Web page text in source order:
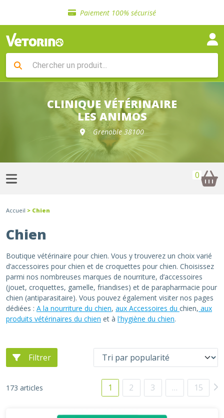
Paiement 100% sécurisé
Livraison gratuite en clinique vétérinaire
Sélection de croquettes vétérinaire
Livraison gratuite en clinique vétérinaire
Retour gratuit en clinique
Sélection de croquettes vétérinaire
CLINIQUE VÉTÉRINAIRE
LES ANIMOS
Grenoble 38100
0
Accueil > Chien
Chien
Boutique vétérinaire pour chien. Vous y trouverez un choix varié
d’accessoires pour chien et de croquettes pour chien. Choisissez
parmi nos nombreuses marques de nourriture, d’accessoires
(jouet, croquettes, gamelle, friandises) et de parapharmacie pour
chien (antiparasitaire). Vous pouvez également visiter nos pages
dédiées : A la nourriture du chien, aux Accessoires du chien, aux
produits vétérinaires du chien et à l'hygiène du chien.
Filtrer
173 articles 1 2 3 … 15